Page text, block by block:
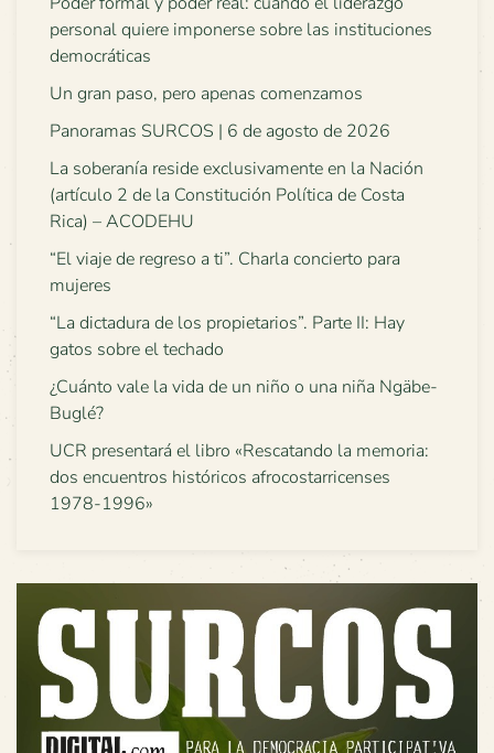
personal quiere imponerse sobre las instituciones
democráticas
Un gran paso, pero apenas comenzamos
Panoramas SURCOS | 6 de agosto de 2026
La soberanía reside exclusivamente en la Nación
(artículo 2 de la Constitución Política de Costa
Rica) – ACODEHU
“El viaje de regreso a ti”. Charla concierto para
mujeres
“La dictadura de los propietarios”. Parte II: Hay
gatos sobre el techado
¿Cuánto vale la vida de un niño o una niña Ngäbe-
Buglé?
UCR presentará el libro «Rescatando la memoria:
dos encuentros históricos afrocostarricenses
1978-1996»